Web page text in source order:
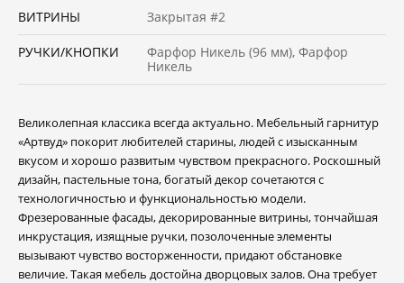
ВИТРИНЫ Закрытая #2
РУЧКИ/КНОПКИ
Фарфор Никель (96 мм), Фарфор
Никель
Великолепная классика всегда актуально. Мебельный гарнитур
«Артвуд» покорит любителей старины, людей с изысканным
вкусом и хорошо развитым чувством прекрасного. Роскошный
дизайн, пастельные тона, богатый декор сочетаются с
технологичностью и функциональностью модели.
Фрезерованные фасады, декорированные витрины, тончайшая
инкрустация, изящные ручки, позолоченные элементы
вызывают чувство восторженности, придают обстановке
величие. Такая мебель достойна дворцовых залов. Она требует